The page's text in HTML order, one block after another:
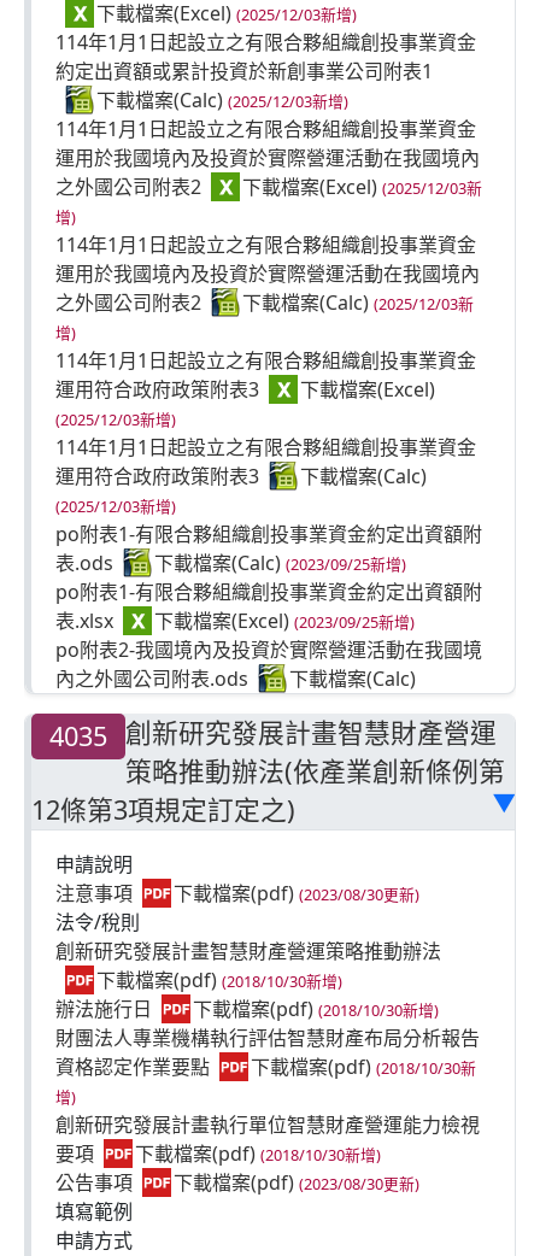
(2025/12/03新增)
114年1月1日起設立之有限合夥組織創投事業資金
約定出資額或累計投資於新創事業公司附表1
(2025/12/03新增)
114年1月1日起設立之有限合夥組織創投事業資金
運用於我國境內及投資於實際營運活動在我國境內
之外國公司附表2
(2025/12/03新
增)
114年1月1日起設立之有限合夥組織創投事業資金
運用於我國境內及投資於實際營運活動在我國境內
之外國公司附表2
(2025/12/03新
增)
114年1月1日起設立之有限合夥組織創投事業資金
運用符合政府政策附表3
(2025/12/03新增)
114年1月1日起設立之有限合夥組織創投事業資金
運用符合政府政策附表3
(2025/12/03新增)
po附表1-有限合夥組織創投事業資金約定出資額附
表.ods
(2023/09/25新增)
po附表1-有限合夥組織創投事業資金約定出資額附
表.xlsx
(2023/09/25新增)
po附表2-我國境內及投資於實際營運活動在我國境
內之外國公司附表.ods
(2023/09/25新增)
po附表2-我國境內及投資於實際營運活動在我國境
內之外國公司附表.xlsx
(2023/09/25新增)
po附表3-有限合夥組織創投事業資金運用符合政府
政策附表.ods
po附表3-有限合夥組織創投事業資金運用符合政府
政策附表.xlsx
有限合夥之創投事業適用產業創新條例第二十三條
之一認定申請書.doc
(2023/09/25新增)
有限合夥之創投事業適用產業創新條例第二十三條
之一認定申請書
(2023/09/25新
增)
有限合夥創投擇定函稿格式.odt
(2023/09/25新增)
有限合夥之創投事業適用產業創新條例第二十三條
之一認定申請書.pdf
新增)
4035 創新研究發展計畫智慧財產營運
策略推動辦法(依產業創新條例第
12條第3項規定訂定之)
▶
申請說明
注意事項
(2023/08/30更新)
法令/稅則
創新研究發展計畫智慧財產營運策略推動辦法
(2018/10/30新增)
辦法施行日 (2018/10/30新增)
財團法人專業機構執行評估智慧財產布局分析報告
資格認定作業要點
(2018/10/30新
增)
創新研究發展計畫執行單位智慧財產營運能力檢視
要項
(2018/10/30新增)
公告事項 (2023/08/30更新)
填寫範例
申請方式